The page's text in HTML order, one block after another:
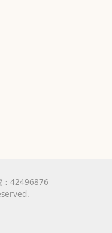
42496876